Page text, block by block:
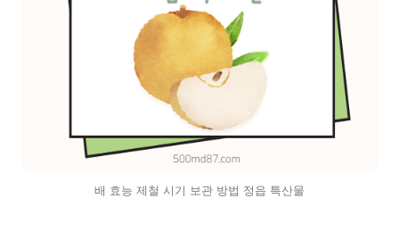
배 효능 제철 시기 보관 방법 정읍 특산물